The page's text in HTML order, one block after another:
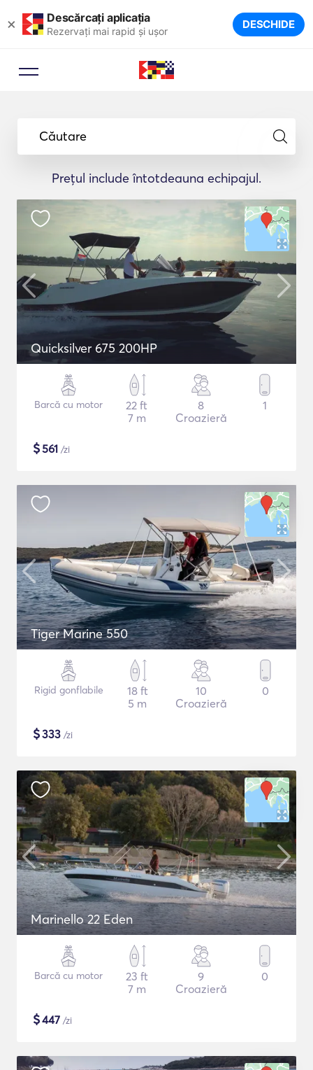
× Descărcați aplicația
Rezervați mai rapid și ușor DESCHIDE
Căutare
Prețul include întotdeauna echipajul.
Quicksilver 675 200HP
Barcă cu motor
22 ft
7 m
8
Croazieră
1
$561 /zi
Tiger Marine 550
Rigid gonflabile
18 ft
5 m
10
Croazieră
0
$333 /zi
Marinello 22 Eden
Barcă cu motor
23 ft
7 m
9
Croazieră
0
$447 /zi